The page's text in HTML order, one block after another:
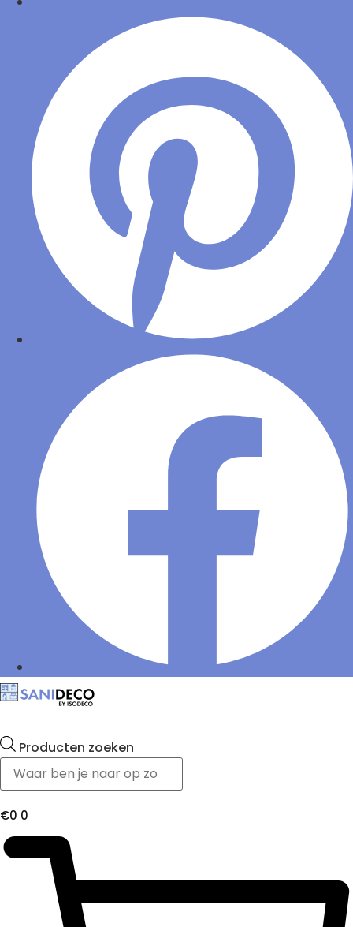
Producten zoeken
€0 0